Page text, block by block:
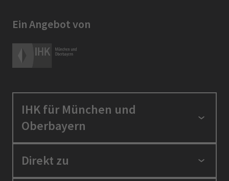
Ein Angebot von
IHK für München und
Oberbayern
Standortpolitik
Direkt zu